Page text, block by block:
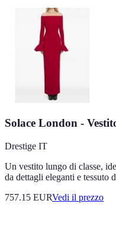
Solace London -
Drestige IT
Un vestito lungo di classe,
da dettagli eleganti e tessuto
757.15 EURVedi il prezzo